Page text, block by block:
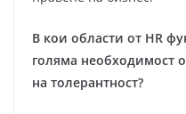
В кои области от HR
голяма необходимост
на толерантност?